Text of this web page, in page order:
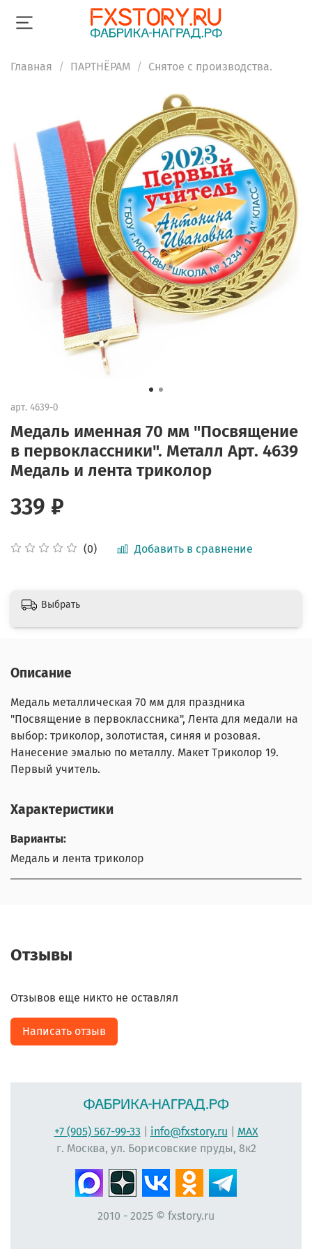
Главная ПАРТНЁРАМ Снятое с производства.
арт. 4639-0
Медаль именная 70 мм "Посвящение
в первоклассники". Металл Арт. 4639
Медаль и лента триколор
(0) Добавить в сравнение
339 ₽
Выбрать
Описание
Медаль металлическая 70 мм для праздника
"Посвящение в первоклассника", Лента для медали на
выбор: триколор, золотистая, синяя и розовая.
Нанесение эмалью по металлу. Макет Триколор 19.
Первый учитель.
Характеристики
Варианты:
Медаль и лента триколор
Отзывы
Отзывов еще никто не оставлял
Написать отзыв
+7 (905) 567-99-33 info@fxstory.ru
MAX
г. Москва, ул. Борисовские пруды, 8к2
2010 - 2025 © fxstory.ru